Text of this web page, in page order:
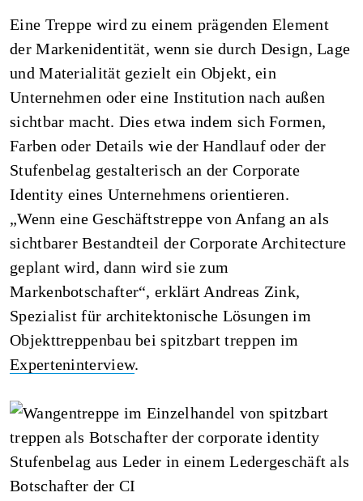
Eine Treppe wird zu einem prägenden Element
der Markenidentität, wenn sie durch Design, Lage
und Materialität gezielt ein Objekt, ein
Unternehmen oder eine Institution nach außen
sichtbar macht. Dies etwa indem sich Formen,
Farben oder Details wie der Handlauf oder der
Stufenbelag gestalterisch an der Corporate
Identity eines Unternehmens orientieren.
„Wenn eine Geschäftstreppe von Anfang an als
sichtbarer Bestandteil der Corporate Architecture
geplant wird, dann wird sie zum
Markenbotschafter“, erklärt Andreas Zink,
Spezialist für architektonische Lösungen im
Objekttreppenbau bei spitzbart treppen im
Experteninterview.
Stufenbelag aus Leder in einem Ledergeschäft als
Botschafter der CI